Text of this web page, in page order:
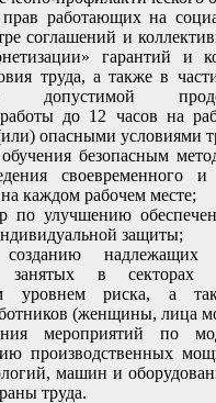
прав работающих на
соглашений и
гарантий и
труда, а также в
допустимой
до 12 часов на
опасными условиями
обучения безопасным
своевременного и
каждом рабочем месте;
по улучшению
защиты;
созданию
занятых в секторах
уровнем риска, а
(женщины, лица
мероприятий по
производственных
машин и
труда.